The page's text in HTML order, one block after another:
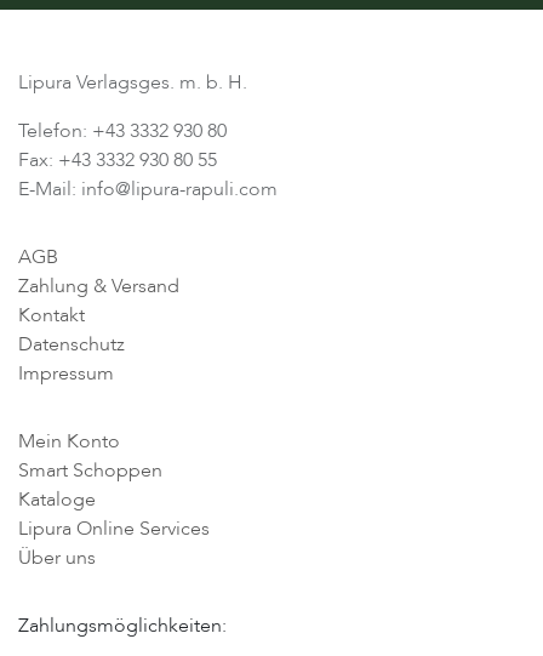
Lipura Verlagsges. m. b. H.
Telefon: +43 3332 930 80
Fax: +43 3332 930 80 55
E-Mail: info@lipura-rapuli.com
AGB
Zahlung & Versand
Kontakt
Datenschutz
Impressum
Mein Konto
Smart Schoppen
Kataloge
Lipura Online Services
Über uns
Zahlungsmöglichkeiten: